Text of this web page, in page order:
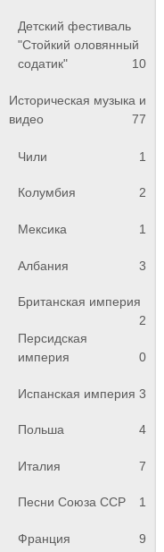
Детский фестиваль
"Стойкий оловянный
содатик"
10
Историческая музыка и
видео
77
Чили 1
Колумбия 2
Мексика 1
Албания 3
Британская империя
2
Персидская
империя
0
Испанская империя 3
Польша 4
Италия 7
Песни Союза ССР 1
Франция 9